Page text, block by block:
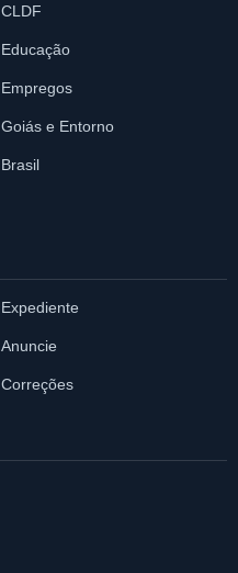
CLDF
Educação
Empregos
Goiás e Entorno
Brasil
Expediente
Anuncie
Correções